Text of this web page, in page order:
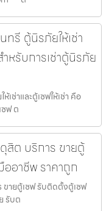
รี ตู้นิรภัยให้เช่า
หรับการเช่าตู้นิรภัย
ช่าและตู้เซฟให้เช่า คือ
ซฟ ต
สิต บริการ ขายตู้
อาชีพ ราคาถูก
ขายตู้เซฟ รับติดตั้งตู้เซฟ
รับต